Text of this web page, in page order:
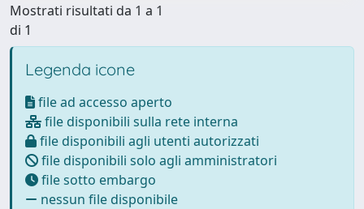
Mostrati risultati da 1 a 1
di 1
Legenda icone
file ad accesso aperto
file disponibili sulla rete interna
file disponibili agli utenti autorizzati
file disponibili solo agli amministratori
file sotto embargo
nessun file disponibile